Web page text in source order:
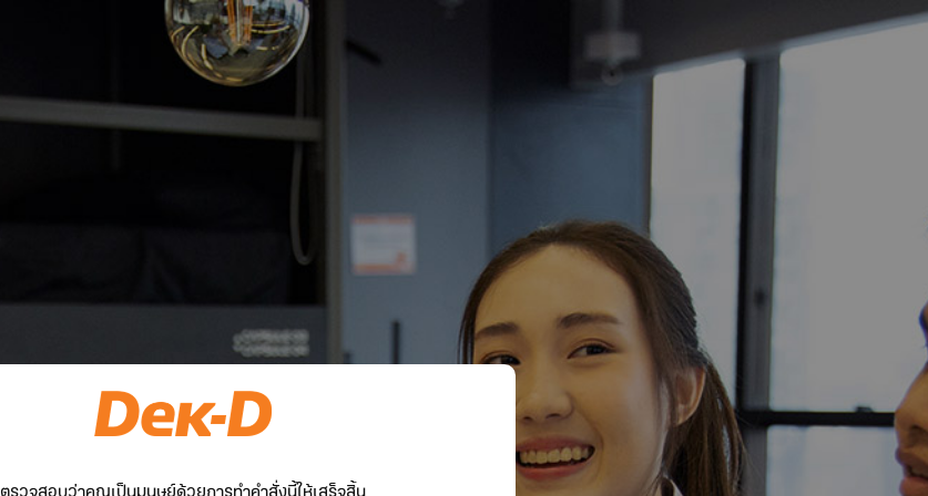
ตรวจสอบว่าคุณเป็นมนุษย์ด้วยการทำคำสั่งนี้ให้เสร็จสิ้น